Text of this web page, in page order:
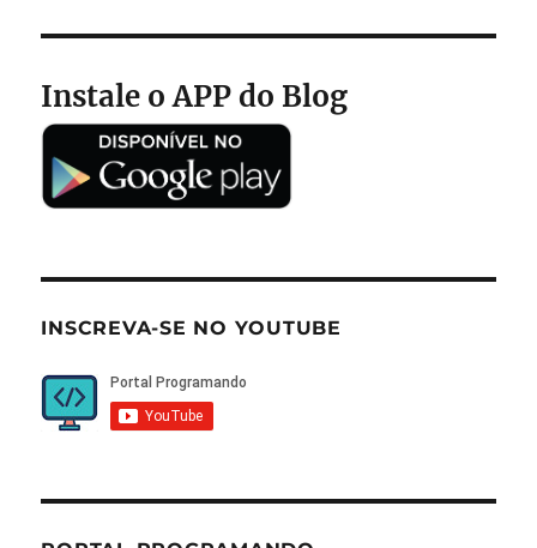
Instale o APP do Blog
INSCREVA-SE NO YOUTUBE